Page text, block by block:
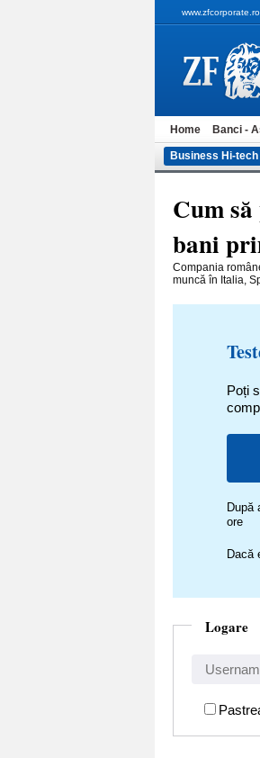
www.zfcorporate.ro
Home Banci -
Business Hi-tech
Cum
bani
Compania
muncă în Italia,
Poți
După
ore
Dacă
Logare